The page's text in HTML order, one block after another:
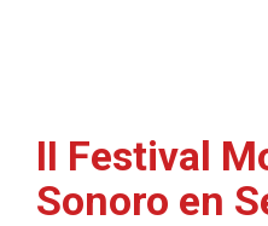
II Festival
Sonoro en